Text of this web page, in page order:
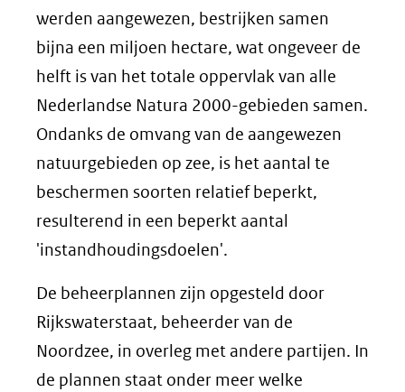
werden aangewezen, bestrijken samen
bijna een miljoen hectare, wat ongeveer de
helft is van het totale oppervlak van alle
Nederlandse Natura 2000-gebieden samen.
Ondanks de omvang van de aangewezen
natuurgebieden op zee, is het aantal te
beschermen soorten relatief beperkt,
resulterend in een beperkt aantal
'instandhoudingsdoelen'.
De beheerplannen zijn opgesteld door
Rijkswaterstaat, beheerder van de
Noordzee, in overleg met andere partijen. In
de plannen staat onder meer welke